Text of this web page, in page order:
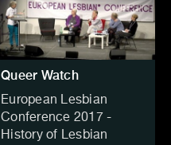
Queer Watch
European Lesbian
Conference 2017 -
History of Lesbian